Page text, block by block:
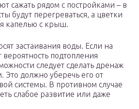
сажать рядом с постройками – в
будут перегреваться, а цветки
капелью с крыш.
застаивания воды. Если на
вероятность подтопления
следует сделать дренаж
Это должно уберечь его от
системы. В противном случае
слабое развитие или даже